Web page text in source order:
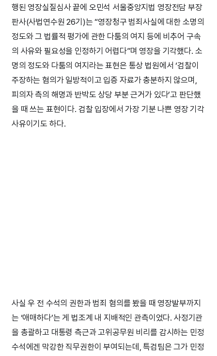
행된 영장실질심사 끝에 오민석 서울중앙지법 영장전담 부장
판사(사법연수원 26기)는 “영장청구 범죄사실에 대한 소명의
정도와 그 법률적 평가에 관한 다툼의 여지 등에 비추어 구속
의 사유와 필요성을 인정하기 어렵다”며 영장을 기각했다. 소
명의 정도와 다툼의 여지라는 표현은 통상 법원에서 ‘검찰이
주장하는 혐의가 일방적이고 입증 자료가 충분하지 않으며,
피의자 측의 해명과 반박도 상당 부분 근거가 있다’고 판단했
을 때 쓰는 표현이다. 검찰 입장에서 가장 기분 나쁜 영장 기각
사유이기도 하다.
사실 우 전 수석의 권한과 범죄 혐의를 봤을 때 영장발부까지
는 ‘애매하다’는 게 법조계 내 지배적인 관측이었다. 사정기관
을 총괄하고 대통령 측근과 고위공무원 비리를 감시하는 민정
수석에겐 막강한 직무권한이 부여되는데, 특검팀은 그가 민정